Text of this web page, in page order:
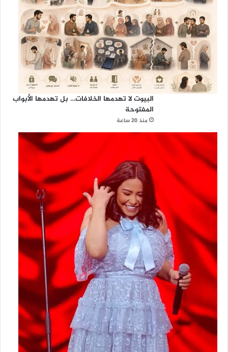
البيوت لا تهدمها الخلافات… بل تهدمها الأبواب
المفتوحة
منذ 20 ساعة